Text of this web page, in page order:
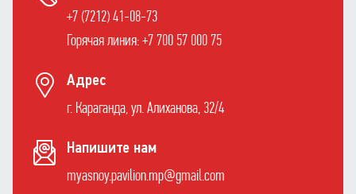
+7 (7212) 41-08-73
Горячая линия: +7 700 57 000 75
Адрес
г. Караганда, ул. Алиханова, 32/4
Напишите нам
myasnoy.pavilion.mp@gmail.com